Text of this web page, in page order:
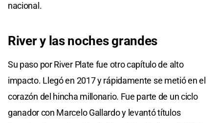
nacional.
River y las noches grandes
Su paso por River Plate fue otro capítulo de alto
impacto. Llegó en 2017 y rápidamente se metió en el
corazón del hincha millonario. Fue parte de un ciclo
ganador con Marcelo Gallardo y levantó títulos